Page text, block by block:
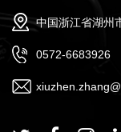
中国浙江省湖州
0572-6683926